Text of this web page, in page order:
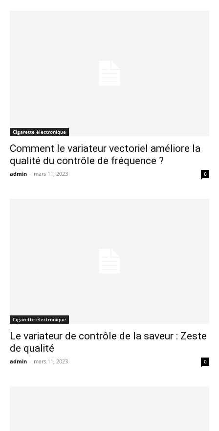
Cigarette électronique
Comment le variateur vectoriel améliore la
qualité du contrôle de fréquence ?
admin - mars 11, 2023 0
Cigarette électronique
Le variateur de contrôle de la saveur : Zeste
de qualité
admin - mars 11, 2023 0